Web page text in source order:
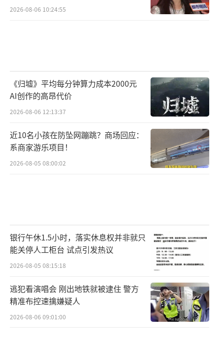
2026-08-06 10:24:55
《归墟》平均每分钟算力成本2000元
AI创作的高昂代价
2026-08-06 12:13:37
近10名小孩在防坠网蹦跳？商场回应：
系商家游乐项目！
2026-08-05 08:00:02
银行午休1.5小时，落实休息权并非就只
能关停人工柜台 试点引发热议
2026-08-05 08:15:18
逃犯看演唱会 刚出地铁就被逮住 警方
精准布控速擒嫌疑人
2026-08-06 09:01:00